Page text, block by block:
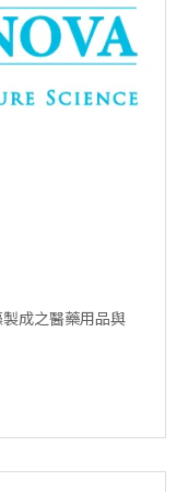
成之醫藥用品與